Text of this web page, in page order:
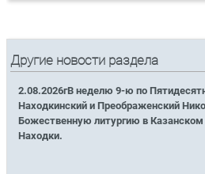
Другие новости раздела
2.08.2026гВ неделю 9-ю по
Находкинский и Преображенский
Божественную литургию в
Находки.